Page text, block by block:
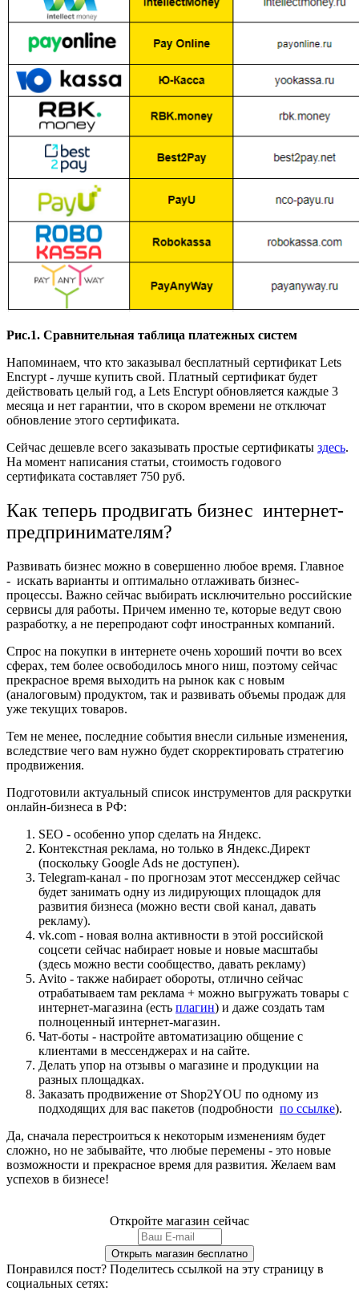
Рис.1. Сравнительная таблица платежных систем
Напоминаем, что кто заказывал бесплатный сертификат Lets
Encrypt - лучше купить свой. Платный сертификат будет
действовать целый год, а Lets Encrypt обновляется каждые 3
месяца и нет гарантии, что в скором времени не отключат
обновление этого сертификата.
Сейчас дешевле всего заказывать простые сертификаты здесь.
На момент написания статьи, стоимость годового
сертификата составляет 750 руб.
Как теперь продвигать бизнес интернет-
предпринимателям?
Развивать бизнес можно в совершенно любое время. Главное
- искать варианты и оптимально отлаживать бизнес-
процессы. Важно сейчас выбирать исключительно российские
сервисы для работы. Причем именно те, которые ведут свою
разработку, а не перепродают софт иностранных компаний.
Спрос на покупки в интернете очень хороший почти во всех
сферах, тем более освободилось много ниш, поэтому сейчас
прекрасное время выходить на рынок как с новым
(аналоговым) продуктом, так и развивать объемы продаж для
уже текущих товаров.
Тем не менее, последние события внесли сильные изменения,
вследствие чего вам нужно будет скорректировать стратегию
продвижения.
Подготовили актуальный список инструментов для раскрутки
онлайн-бизнеса в РФ:
SEO - особенно упор сделать на Яндекс.
Контекстная реклама, но только в Яндекс.Директ
(поскольку Google Ads не доступен).
Telegram-канал - по прогнозам этот мессенджер сейчас
будет занимать одну из лидирующих площадок для
развития бизнеса (можно вести свой канал, давать
рекламу).
vk.com - новая волна активности в этой российской
соцсети сейчас набирает новые и новые масштабы
(здесь можно вести сообщество, давать рекламу)
Avito - также набирает обороты, отлично сейчас
отрабатываем там реклама + можно выгружать товары с
интернет-магазина (есть плагин) и даже создать там
полноценный интернет-магазин.
Чат-боты - настройте автоматизацию общение с
клиентами в мессенджерах и на сайте.
Делать упор на отзывы о магазине и продукции на
разных площадках.
Заказать продвижение от Shop2YOU по одному из
подходящих для вас пакетов (подробности по ссылке).
Да, сначала перестроиться к некоторым изменениям будет
сложно, но не забывайте, что любые перемены - это новые
возможности и прекрасное время для развития. Желаем вам
успехов в бизнесе!
Откройте магазин сейчас
Понравился пост? Поделитесь ссылкой на эту страницу в
социальных сетях: